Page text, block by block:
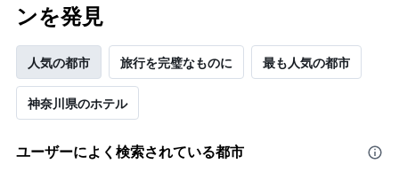
料
表
し
て
い
す
ンを発見
人気の都市 旅行を完璧なものに 最も人気の都市
神奈川県のホテル
ユーザーによく検索されている都市